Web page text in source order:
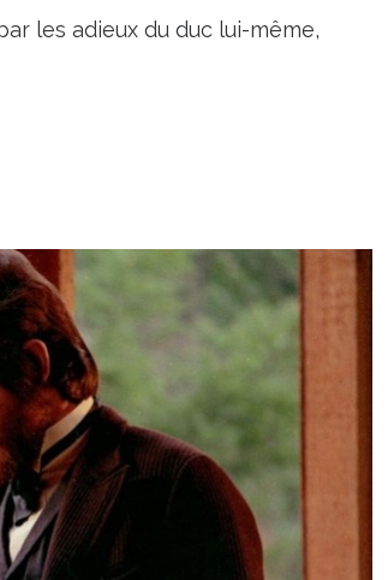
les adieux du duc lui-même,